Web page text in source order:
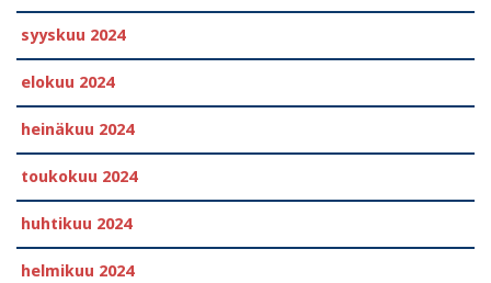
syyskuu 2024
elokuu 2024
heinäkuu 2024
toukokuu 2024
huhtikuu 2024
helmikuu 2024